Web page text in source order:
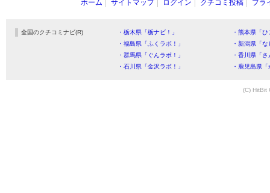
ホーム サイトマップ ログイン クチコミ投稿 プラ
全国のクチコミナビ(R) ・栃木県「栃ナビ！」
・熊本県「
・福島県「ふくラボ！」
・新潟県「
・群馬県「ぐんラボ！」
・香川県「
・石川県「金沢ラボ！」
・鹿児島県
(C) HitBit